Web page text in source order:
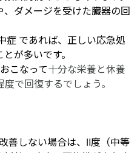
ダメージを受けた臓器の回
症 であれば、正しい応急処
が多いです。
こなって十分な栄養と休養
で回復するでしょう。
善しない場合は、Ⅱ度（中等